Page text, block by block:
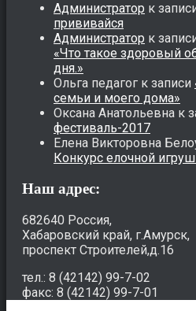
Администратор к
прививайся
Администратор к
«Что такое здоровый
дня.»
Ольга педагог к записи
семьи и моего дома»
Оксана Анатольевна к
фестиваль-2017
Елена Викторовна
Конкурс елочной
Наш адрес:
682640 Россия,
Хабаровский край, г.Амурск,
проспект Строителей,д.16
тел.: 8 (42142) 99-7-02
факс: 8 (42142) 99-7-01